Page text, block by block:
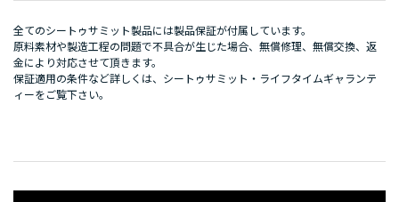
全てのシートゥサミット製品には製品保証が付属しています。
原料素材や製造工程の問題で不具合が生じた場合、無償修理、無償交換、返
金により対応させて頂きます。
保証適用の条件など詳しくは、 シートゥサミット・ライフタイムギャランテ
ィーをご覧下さい。